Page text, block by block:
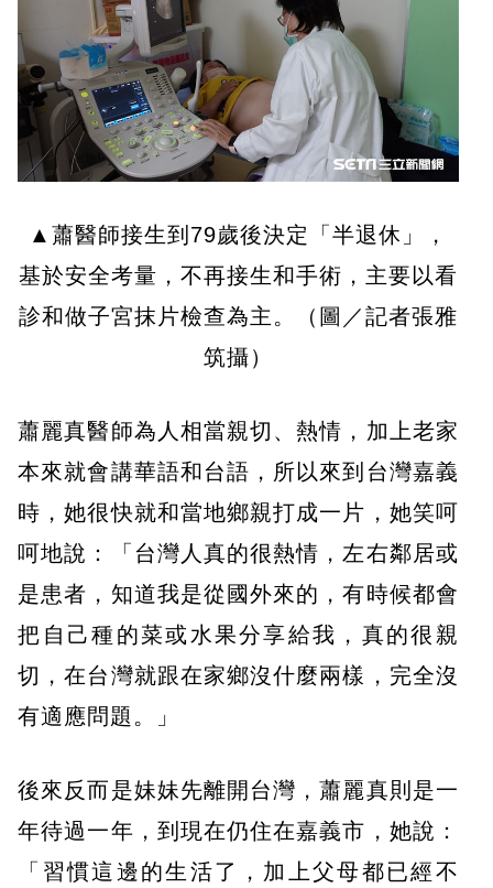
▲蕭醫師接生到79歲後決定「半退休」，
基於安全考量，不再接生和手術，主要以看
診和做子宮抹片檢查為主。（圖／記者張雅
筑攝）
蕭麗真醫師為人相當親切、熱情，加上老家
本來就會講華語和台語，所以來到台灣嘉義
時，她很快就和當地鄉親打成一片，她笑呵
呵地說：「台灣人真的很熱情，左右鄰居或
是患者，知道我是從國外來的，有時候都會
把自己種的菜或水果分享給我，真的很親
切，在台灣就跟在家鄉沒什麼兩樣，完全沒
有適應問題。」
後來反而是妹妹先離開台灣，蕭麗真則是一
年待過一年，到現在仍住在嘉義市，她說：
「習慣這邊的生活了，加上父母都已經不